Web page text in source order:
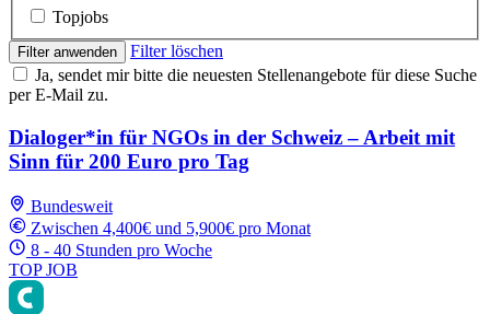
Topjobs
Filter anwenden
Filter löschen
Ja, sendet mir bitte die neuesten Stellenangebote für diese Suche
per E-Mail zu.
Dialoger*in für NGOs in der Schweiz – Arbeit mit
Sinn für 200 Euro pro Tag
Bundesweit
Zwischen 4,400€ und 5,900€ pro Monat
8 - 40 Stunden pro Woche
TOP JOB